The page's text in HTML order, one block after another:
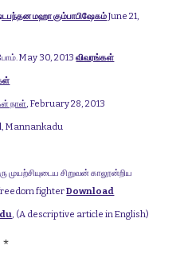
மஹா கும்பாபிஷேகம்June 21,
May 30, 2013விவரங்கள்
நாள், February 28, 2013
Mannankadu
முயற்சியுடைய சிறுவன் காலூன்றிய
freedom fighterDownload
, (A descriptive article in English)
*